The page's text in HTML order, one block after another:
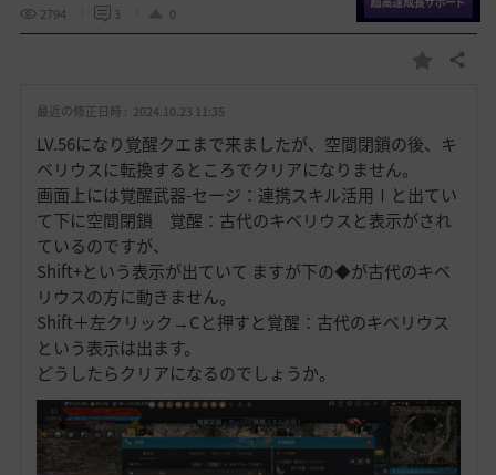
2794
3 0
お
入
共有する
最近の修正日時 : 2024.10.23 11:35
LV.56になり覚醒クエまで来ましたが、空間閉鎖の後、キ
ベリウスに転換するところでクリアになりません。
画面上には覚醒武器-セージ：連携スキル活用Ⅰと出てい
て下に空間閉鎖 覚醒：古代のキベリウスと表示がされ
ているのですが、
Shift+という表示が出ていて ますが下の◆が古代のキベ
リウスの方に動きません。
Shift＋左クリック→Cと押すと覚醒：古代のキベリウス
という表示は出ます。
どうしたらクリアになるのでしょうか。